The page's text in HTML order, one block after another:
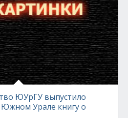
ЮУрГУ выпустило
Урале книгу о